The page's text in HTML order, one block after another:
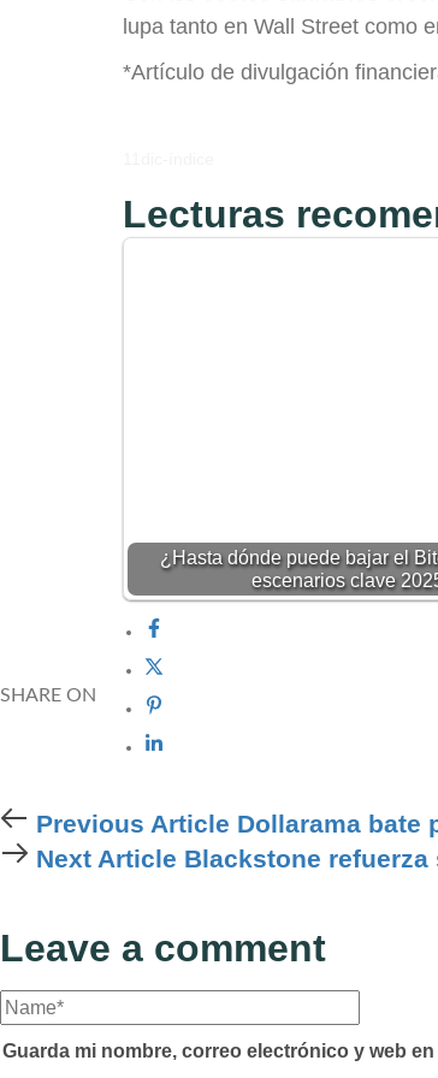
lupa tanto en Wall Street como
*Artículo de divulgación
Lecturas
¿Hasta dónde puede bajar el
escenarios clave
SHARE ON
Previous
Article
Previous Article Dollarama bate
NextNext Article Blackstone
Leave a comment
Guarda mi nombre, correo electrónico y web